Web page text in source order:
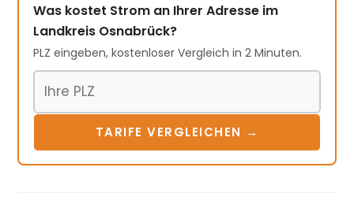
Was kostet Strom an Ihrer Adresse im
Landkreis Osnabrück?
PLZ eingeben, kostenloser Vergleich in 2 Minuten.
TARIFE VERGLEICHEN →